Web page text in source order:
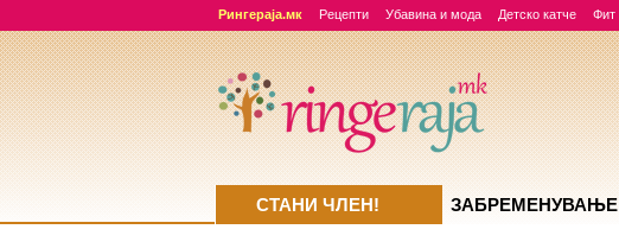
Рингераја.мк Рецепти Убавина и мода Детско катче Фит
СТАНИ ЧЛЕН! ЗАБРЕМЕНУВАЊE